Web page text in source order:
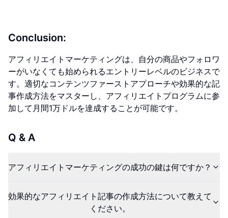
Conclusion:
アフィリエイトマーケティングは、自分の商品やフォロワ
ーがいなくても始められるエントリーレベルのビジネスで
す。適切なコンテンツファーストアプローチや効果的な記
事作成方法をマスターし、アフィリエイトプログラムに参
加して月間1万ドルを達成することが可能です。
Q & A
アフィリエイトマーケティングの成功の鍵は何ですか？
効果的なアフィリエイト記事の作成方法について教えて
ください。